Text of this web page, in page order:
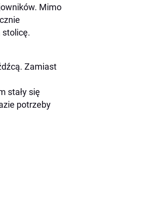
Mimo
stolicę.
Zamiast
stały się
potrzeby